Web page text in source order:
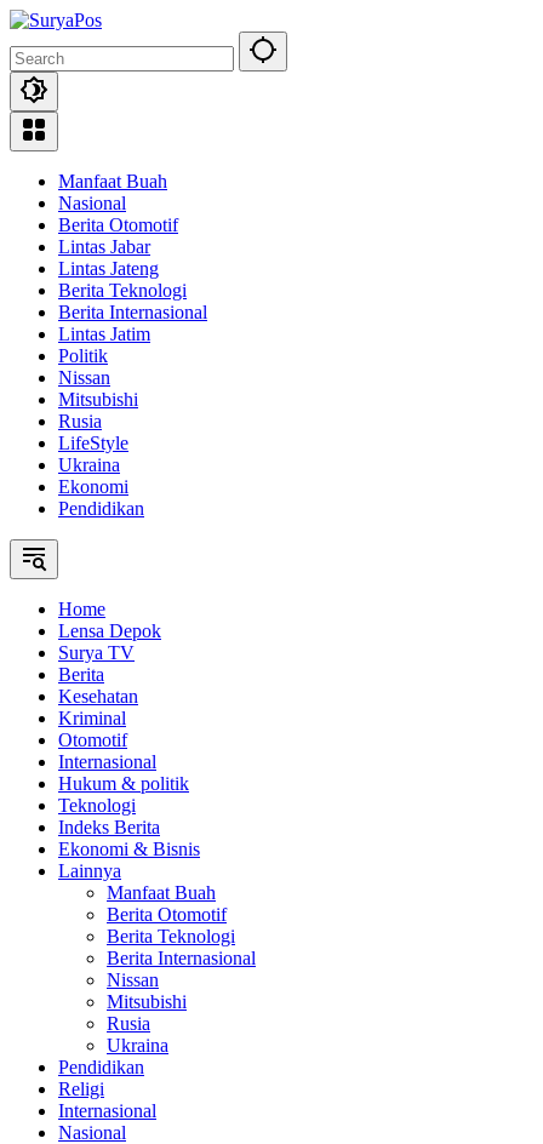
Skip
content
Manfaat Buah
Nasional
Berita Otomotif
Lintas Jabar
Lintas Jateng
Berita Teknologi
Berita Internasional
Lintas Jatim
Politik
Nissan
Mitsubishi
Rusia
LifeStyle
Ukraina
Ekonomi
Pendidikan
Home
Lensa Depok
Surya TV
Berita
Kesehatan
Kriminal
Otomotif
Internasional
Hukum & politik
Teknologi
Indeks Berita
Ekonomi & Bisnis
Lainnya
Manfaat Buah
Berita Otomotif
Berita Teknologi
Berita Internasional
Nissan
Mitsubishi
Rusia
Ukraina
Pendidikan
Religi
Internasional
Nasional